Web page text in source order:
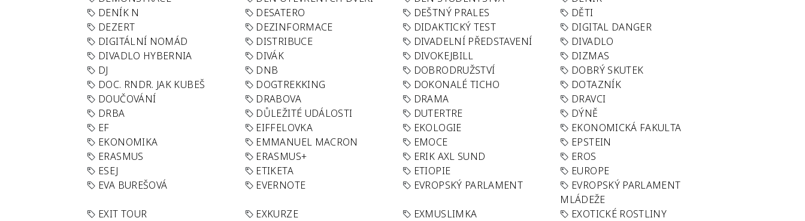
DENÍK N
DESATERO DEŠTNÝ PRALES
DĚTI
DEZERT
DEZINFORMACE DIDAKTICKÝ TEST
DIGITAL DANGER
DIGITÁLNÍ NOMÁD
DISTRIBUCE DIVADELNÍ PŘEDSTAVENÍ
DIVADLO
DIVADLO HYBERNIA
DIVÁK DIVOKEJBILL
DIZMAS
DJ
DNB DOBRODRUŽSTVÍ
DOBRÝ SKUTEK
DOC. RNDR. JAK KUBEŠ
DOGTREKKING DOKONALÉ TICHO
DOTAZNÍK
DOUČOVÁNÍ
DRABOVA DRAMA
DRAVCI
DRBA
DŮLEŽITÉ UDÁLOSTI DUTERTRE
DÝNĚ
EF
EIFFELOVKA EKOLOGIE
EKONOMICKÁ FAKULTA
EKONOMIKA
EMMANUEL MACRON EMOCE
EPSTEIN
ERASMUS
ERASMUS+ ERIK AXL SUND
EROS
ESEJ
ETIKETA ETIOPIE
EUROPE
EVA BUREŠOVÁ
EVERNOTE EVROPSKÝ PARLAMENT
EVROPSKÝ PARLAMENT
MLÁDEŽE
EXIT TOUR
EXKURZE EXMUSLIMKA
EXOTICKÉ ROSTLINY